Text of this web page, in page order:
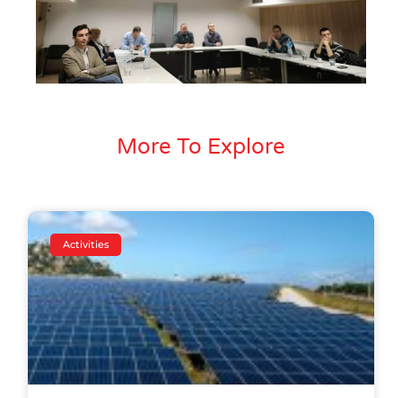
More To Explore
Activities